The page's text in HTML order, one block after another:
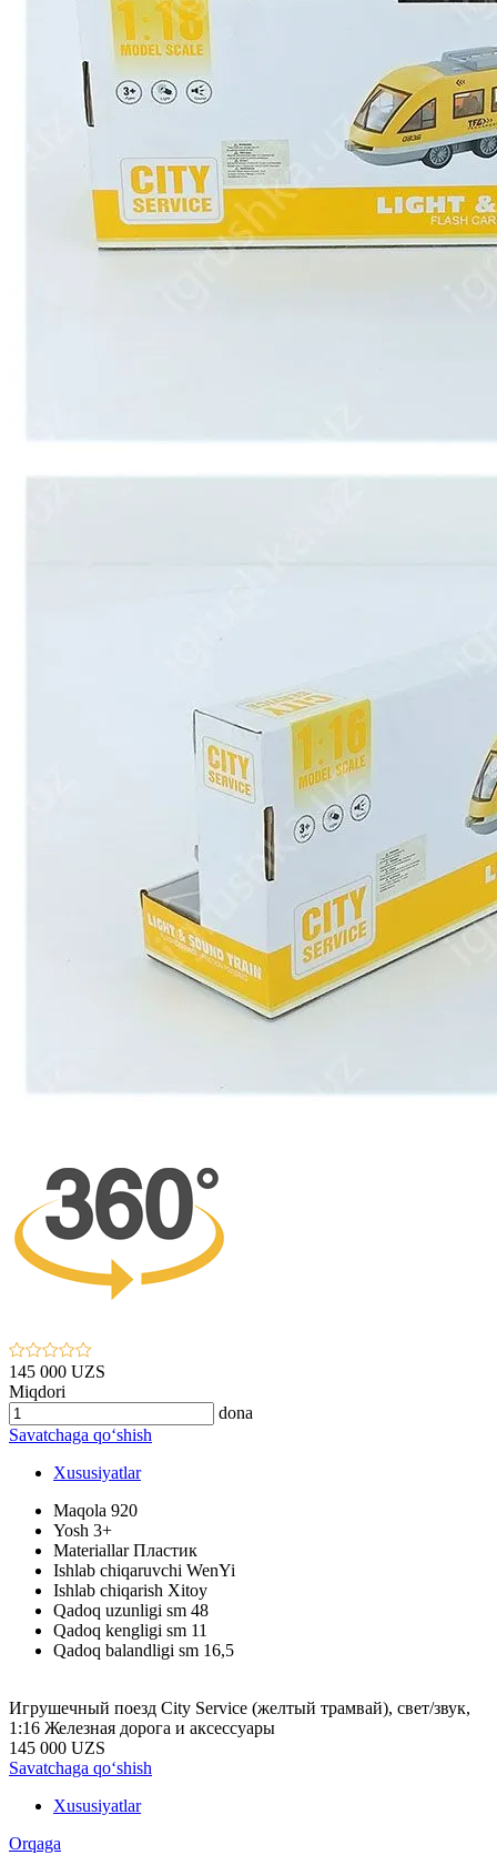
145 000 UZS
Miqdori
dona
Savatchaga qo‘shish
Xususiyatlar
Maqola 920
Yosh 3+
MateriallarПластик
Ishlab chiqaruvchi WenYi
Ishlab chiqarish Xitoy
Qadoq uzunligi sm 48
Qadoq kengligi sm 11
Qadoq balandligi sm 16,5
Игрушечный поезд City Service (желтый трамвай), свет/звук,
1:16 Железная дорога и аксессуары
145 000 UZS
Savatchaga qo‘shish
Xususiyatlar
Orqaga